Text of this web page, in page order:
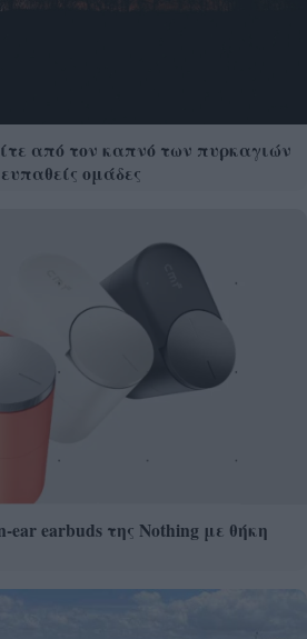
από τον καπνό των πυρκαγιών
ομάδες
earbuds της Nothing με θήκη